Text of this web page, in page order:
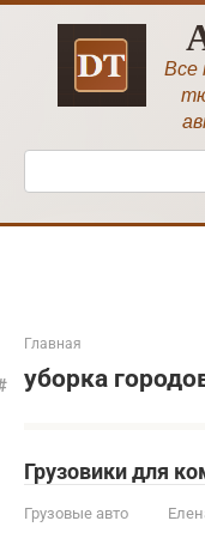
Перейти
Все
Поиск:
Главная
уборка
Грузовики для
Грузовые авто